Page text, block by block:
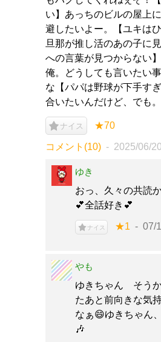
い】あっちのビルの屋上
避したいよー。【ユキは
旦那が推し活のあの子に
への言葉が見つからない
俺。どうしても言いたい
な【パパは野球が下手す
合いたいんだけど、でも。
ナイス ★70
コメント(10) 2025/06/20
ゆき
おっ、久々の共読
💕全話好き💕
ナイス ★1 07/
やも
ゆきちゃん そうか
たあと前向きな気
なぁ😄ゆきちゃん
🎶